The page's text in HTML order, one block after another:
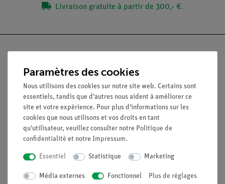
Livraison gratuite à partir de 300,- €.
Légal
Contact
Conditions générales de vente
Mentions légales
Paramètres des cookies
Nous utilisons des cookies sur notre site web. Certains sont
essentiels, tandis que d'autres nous aident à améliorer ce
site et votre expérience. Pour plus d'informations sur les
cookies que nous utilisons et vos droits en tant
qu'utilisateur, veuillez consulter notre Politique de
confidentialité et notre Impressum.
Essentiel Statistique Marketing
Média externes Fonctionnel Plus de réglages